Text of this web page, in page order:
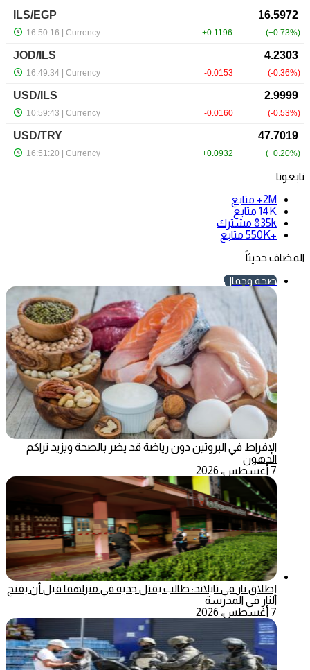
تابعونا
2M+
متابع
14K متابع
835k مشترك
+550K
متابع
المضاف حديثاً
صحة وجمال
الإفراط في البروتين دون رياضة قد يضر بالصحة ويزيد تراكم
الدهون
7 أغسطس، 2026
إطلاق نار في تايلاند: طالب يقتل جديه في منزلهما قبل أن يفتح
النار في المدرسة
7 أغسطس، 2026